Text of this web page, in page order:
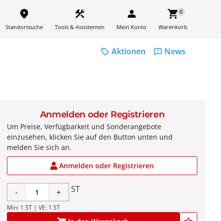
place
Standortsuche
construction
Tools & Assistenten
person
Mein Konto
shopping_cart0
Warenkorb
sell Aktionen feedback News
Anmelden oder Registrieren
Um Preise, Verfügbarkeit und Sonderangebote
einzusehen, klicken Sie auf den Button unten und
melden Sie sich an.
Anmelden oder Registrieren
- + ST
Min: 1 ST | VE: 1 ST